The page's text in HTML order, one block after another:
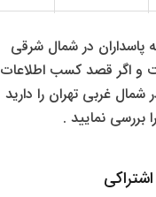
1395
13
1386
1397
پاسداران در شمال شرقی
و اگر قصد کسب اطلاعات
غربی تهران را دارید
را بررسی نمایید .